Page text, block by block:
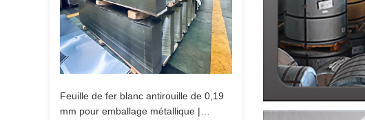
Feuille de fer blanc antirouille de 0,19
mm pour emballage métallique |